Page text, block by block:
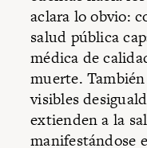
aclara lo obvio:
salud pública
médica de
muerte.
visibles
extienden a la
manifestándose